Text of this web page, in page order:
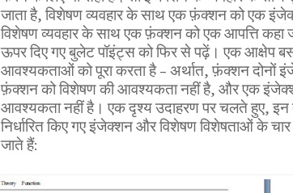
जाता है, विशेषण व्यवहार के साथ एक फ़ंक्शन को एक
विशेषण व्यवहार के साथ एक फ़ंक्शन को एक आपत्ति कहा
ऊपर दिए गए बुलेट पॉइंट्स को फिर से पढ़ें। एक आक्षेप बस
आवश्यकताओं को पूरा करता है – अर्थात, फ़ंक्शन
फ़ंक्शन को विशेषण की आवश्यकता नहीं है, और एक
आवश्यकता नहीं है। एक दृश्य उदाहरण पर चलते हुए, इन
निर्धारित किए गए इंजेक्शन और विशेषण विशेषताओं के
जाते हैं: